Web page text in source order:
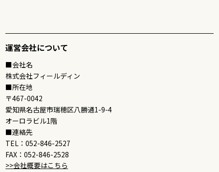
運営会社について
■会社名
株式会社フィールディン
■所在地
〒467-0042
愛知県名古屋市瑞穂区八勝通1-9-4
オーロラビル1階
■連絡先
TEL：052-846-2527
FAX：052-846-2528
>>会社概要はこちら